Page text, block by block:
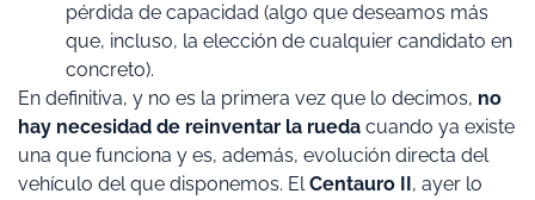
pérdida de capacidad (algo que deseamos más
que, incluso, la elección de cualquier candidato en
concreto).
En definitiva, y no es la primera vez que lo decimos, no
hay necesidad de reinventar la rueda cuando ya existe
una que funciona y es, además, evolución directa del
vehículo del que disponemos. ElCentauro II , ayer lo